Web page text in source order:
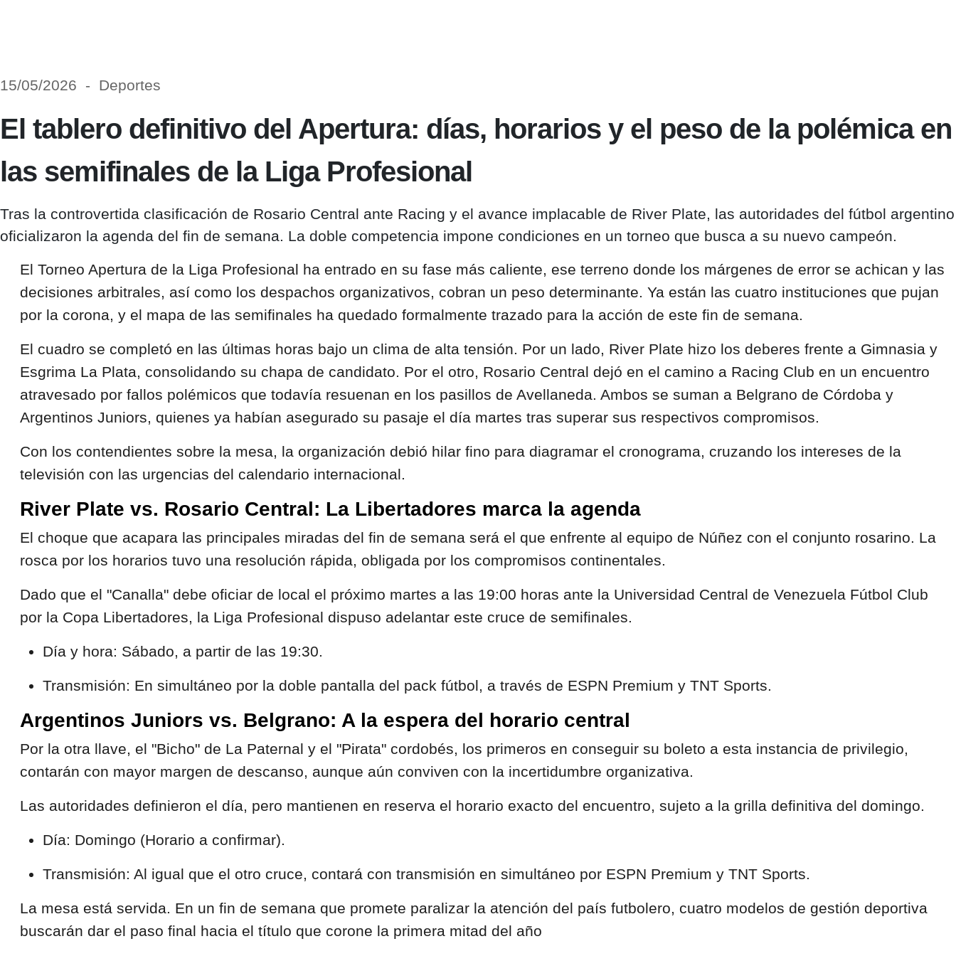
15/05/2026 - Deportes
El tablero definitivo del Apertura: días, horarios y el peso de la polémica en
las semifinales de la Liga Profesional
Tras la controvertida clasificación de Rosario Central ante Racing y el avance implacable de River Plate, las autoridades del fútbol argentino
oficializaron la agenda del fin de semana. La doble competencia impone condiciones en un torneo que busca a su nuevo campeón.
El Torneo Apertura de la Liga Profesional ha entrado en su fase más caliente, ese terreno donde los márgenes de error se achican y las
decisiones arbitrales, así como los despachos organizativos, cobran un peso determinante. Ya están las cuatro instituciones que pujan
por la corona, y el mapa de las semifinales ha quedado formalmente trazado para la acción de este fin de semana.
El cuadro se completó en las últimas horas bajo un clima de alta tensión. Por un lado, River Plate hizo los deberes frente a Gimnasia y
Esgrima La Plata, consolidando su chapa de candidato. Por el otro, Rosario Central dejó en el camino a Racing Club en un encuentro
atravesado por fallos polémicos que todavía resuenan en los pasillos de Avellaneda. Ambos se suman a Belgrano de Córdoba y
Argentinos Juniors, quienes ya habían asegurado su pasaje el día martes tras superar sus respectivos compromisos.
Con los contendientes sobre la mesa, la organización debió hilar fino para diagramar el cronograma, cruzando los intereses de la
televisión con las urgencias del calendario internacional.
River Plate vs. Rosario Central: La Libertadores marca la agenda
El choque que acapara las principales miradas del fin de semana será el que enfrente al equipo de Núñez con el conjunto rosarino. La
rosca por los horarios tuvo una resolución rápida, obligada por los compromisos continentales.
Dado que el "Canalla" debe oficiar de local el próximo martes a las 19:00 horas ante la Universidad Central de Venezuela Fútbol Club
por la Copa Libertadores, la Liga Profesional dispuso adelantar este cruce de semifinales.
Día y hora: Sábado, a partir de las 19:30.
Transmisión: En simultáneo por la doble pantalla del pack fútbol, a través de ESPN Premium y TNT Sports.
Argentinos Juniors vs. Belgrano: A la espera del horario central
Por la otra llave, el "Bicho" de La Paternal y el "Pirata" cordobés, los primeros en conseguir su boleto a esta instancia de privilegio,
contarán con mayor margen de descanso, aunque aún conviven con la incertidumbre organizativa.
Las autoridades definieron el día, pero mantienen en reserva el horario exacto del encuentro, sujeto a la grilla definitiva del domingo.
Día: Domingo (Horario a confirmar).
Transmisión: Al igual que el otro cruce, contará con transmisión en simultáneo por ESPN Premium y TNT Sports.
La mesa está servida. En un fin de semana que promete paralizar la atención del país futbolero, cuatro modelos de gestión deportiva
buscarán dar el paso final hacia el título que corone la primera mitad del año